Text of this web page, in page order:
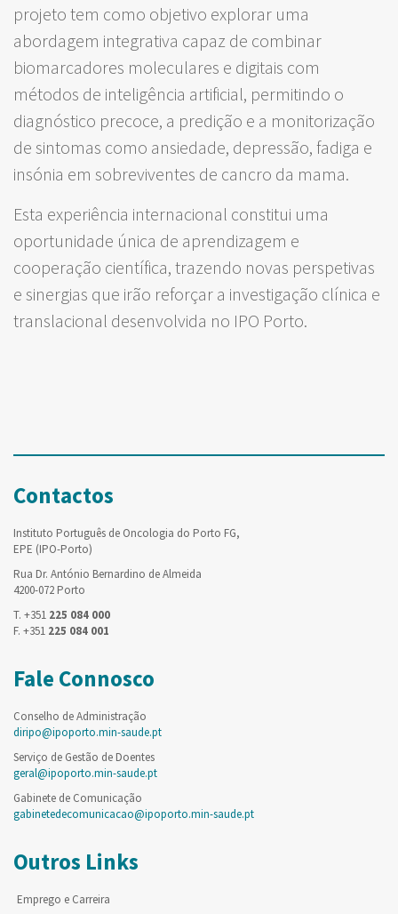
projeto tem como objetivo explorar uma
abordagem integrativa capaz de combinar
biomarcadores moleculares e digitais com
métodos de inteligência artificial, permitindo o
diagnóstico precoce, a predição e a monitorização
de sintomas como ansiedade, depressão, fadiga e
insónia em sobreviventes de cancro da mama.
Esta experiência internacional constitui uma
oportunidade única de aprendizagem e
cooperação científica, trazendo novas perspetivas
e sinergias que irão reforçar a investigação clínica e
translacional desenvolvida no IPO Porto.
Contactos
Instituto Português de Oncologia do Porto FG,
EPE (IPO-Porto)
Rua Dr. António Bernardino de Almeida
4200-072 Porto
T. +351 225 084 000
F. +351 225 084 001
Fale Connosco
Conselho de Administração
diripo@ipoporto.min-saude.pt
Serviço de Gestão de Doentes
geral@ipoporto.min-saude.pt
Gabinete de Comunicação
gabinetedecomunicacao@ipoporto.min-saude.pt
Outros Links
Emprego e Carreira